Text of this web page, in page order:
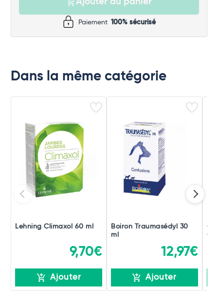
Ajouter au panier
Paiement 100% sécurisé
Dans la même catégorie
Lehning Climaxol 60 ml
9,70€
Ajouter
Boiron Traumasédyl 30
ml
12,97€
Ajouter